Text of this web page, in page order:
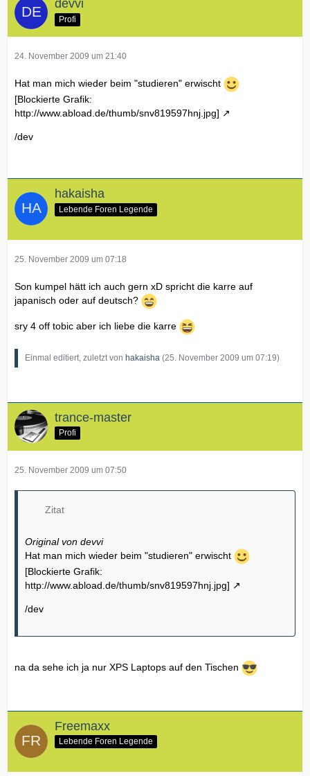
devvi
Profi
24. November 2009 um 21:40
Hat man mich wieder beim "studieren" erwischt
[Blockierte Grafik:
http://www.abload.de/thumb/snv819597hnj.jpg]
/dev
hakaisha
Lebende Foren Legende
25. November 2009 um 07:18
Son kumpel hätt ich auch gern xD spricht die karre auf
japanisch oder auf deutsch?
sry 4 off tobic aber ich liebe die karre
Einmal editiert, zuletzt von hakaisha (25. November 2009 um 07:19)
trance-master
Profi
25. November 2009 um 07:50
Zitat
Original von devvi
Hat man mich wieder beim "studieren" erwischt
[Blockierte Grafik:
http://www.abload.de/thumb/snv819597hnj.jpg]
/dev
na da sehe ich ja nur XPS Laptops auf den Tischen
Freemaxx
Lebende Foren Legende